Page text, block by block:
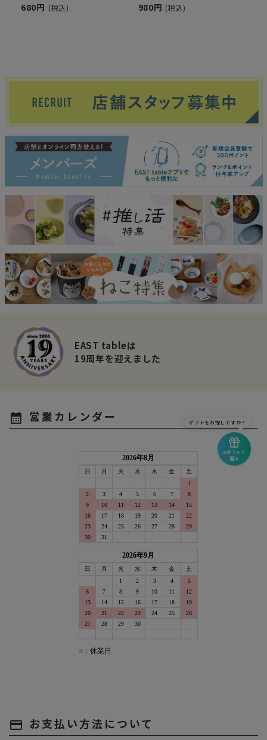
680円 (税込)
980円 (税込)
EAST tableは
19周年を迎えました
calendar_month 営業カレンダー
payment お支払い方法について
eギフトで
贈る
ギフトをお探しですか？